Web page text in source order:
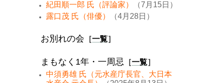
紀田順一郎 氏（評論家）
（7月15日）
露口茂 氏（俳優）
（4月28日）
お別れの会 ［一覧］
まもなく1年・一周忌 ［一覧］
中須勇雄 氏（元水産庁長官、大日本